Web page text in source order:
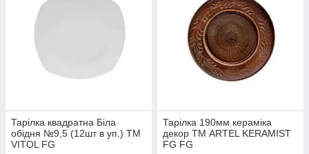
Тарілка квадратна Біла
обідня №9,5 (12шт в уп.) ТМ
VITOL FG
Тарiлка 190мм кераміка
декор ТМ ARTEL KERAMIST
FG FG